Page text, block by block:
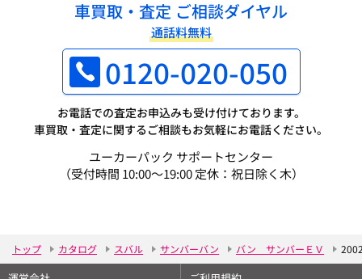
車買取・査定 ご相談ダイヤル
通話料無料
0120-020-050
お電話での査定お申込みも受け付けております。
車買取・査定に関するご相談もお気軽にお電話ください。
ユーカーパック サポートセンター
（受付時間 10:00～19:00 定休：祝日除く木）
トップ カタログ スバル サンバーバン バン サンバーＥＶ